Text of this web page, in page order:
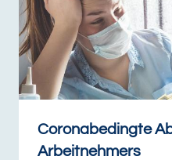
Coronabedingte
Arbeitnehmers